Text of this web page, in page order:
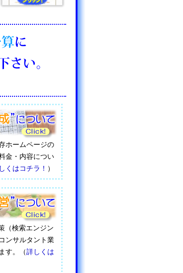
ホームページの
金・内容につい
くはコチラ！ ）
（検索エンジン
ンサルタント業
す。（詳しくは